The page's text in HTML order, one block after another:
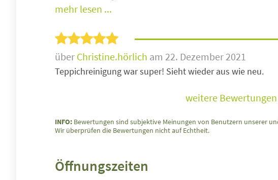
mehr lesen ...
über Christine.hörlich am 22. Dezember 2021
Teppichreinigung war super! Sieht wieder aus wie neu.
weitere
INFO: Bewertungen sind subjektive Meinungen von Benutzern unserer
Wir überprüfen die Bewertungen nicht auf Echtheit.
Öffnungszeiten